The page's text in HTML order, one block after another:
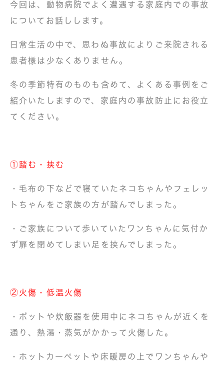
今回は、動物病院でよく遭遇する家庭内での事故
についてお話しします。
日常生活の中で、思わぬ事故によりご来院される
患者様は少なくありません。
冬の季節特有のものも含めて、よくある事例をご
紹介いたしますので、家庭内の事故防止にお役立
てください。
①踏む・挟む
・毛布の下などで寝ていたネコちゃんやフェレッ
トちゃんをご家族の方が踏んでしまった。
・ご家族について歩いていたワンちゃんに気付か
ず扉を閉めてしまい足を挟んでしまった。
②火傷・低温火傷
・ポットや炊飯器を使用中にネコちゃんが近くを
通り、熱湯・蒸気がかかって火傷した。
・ホットカーペットや床暖房の上でワンちゃんや